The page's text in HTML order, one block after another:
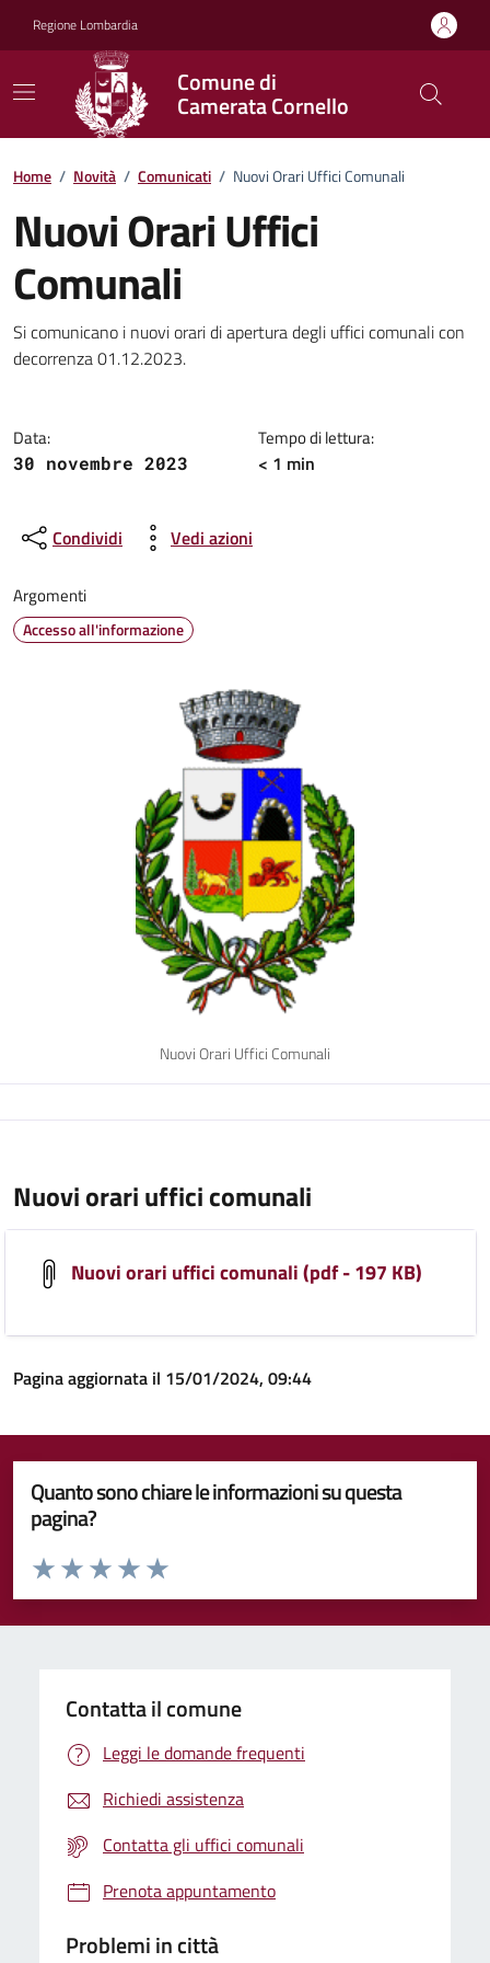
Regione Lombardia
Comune di
Camerata Cornello
Home / Novità / Comunicati / Nuovi Orari Uffici Comunali
Nuovi Orari Uffici
Comunali
Dettagli della notizia
Si comunicano i nuovi orari di apertura degli uffici comunali con
decorrenza 01.12.2023.
Data:
30 novembre 2023
Tempo di lettura:
< 1 min
Condividi Vedi azioni
Argomenti
Accesso all'informazione
Nuovi Orari Uffici Comunali
Nuovi orari uffici comunali
Nuovi orari uffici comunali (pdf - 197 KB)
Pagina aggiornata il 15/01/2024, 09:44
Quanto sono chiare le informazioni su questa
pagina?
Valuta da 1 a 5 stelle la pagina
Valuta 5 stelle su 5
Valuta 4 stelle su 5
Valuta 3 stelle su 5
Valuta 2 stelle su 5
Valuta 1 stelle su 5
Contatta il comune
Leggi le domande frequenti
Richiedi assistenza
Contatta gli uffici comunali
Prenota appuntamento
Problemi in città